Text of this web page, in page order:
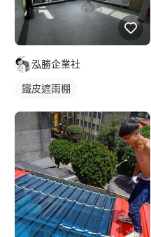
泓勝企業社
鐵皮遮雨棚